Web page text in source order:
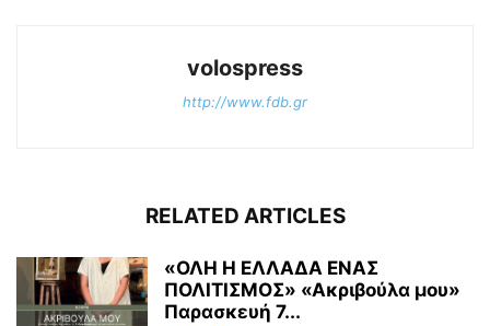
volospress
http://www.fdb.gr
RELATED ARTICLES
«ΟΛΗ Η ΕΛΛΑΔΑ ΕΝΑΣ
ΠΟΛΙΤΙΣΜΟΣ» «Ακριβούλα μου»
Παρασκευή 7...